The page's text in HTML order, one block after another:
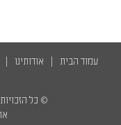
English
עמוד הבית אודותינו
© כל הזכויות